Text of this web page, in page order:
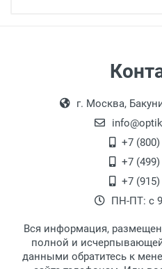
Самовывоз.
наличными
выдачи товара.
Перечисление
18:00, по
офисе по
Переведеновский
второй этаж, тел.
После того, как
выдачи, наш
клиентом и
товара.
Для
обязательно иметь
г. Москва,
+7 (800)
+7 (499)
+7 (915)
ПН-ПТ: с
Вся информация,
полной и
данными обратитесь к